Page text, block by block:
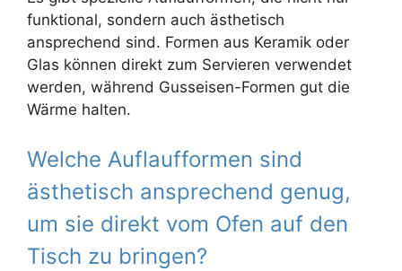
funktional, sondern auch ästhetisch
ansprechend sind. Formen aus Keramik oder
Glas können direkt zum Servieren verwendet
werden, während Gusseisen-Formen gut die
Wärme halten.
Welche Auflaufformen sind
ästhetisch ansprechend genug,
um sie direkt vom Ofen auf den
Tisch zu bringen?